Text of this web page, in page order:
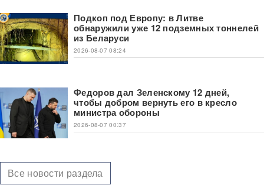
Подкоп под Европу: в Литве
обнаружили уже 12 подземных тоннелей
из Беларуси
2026-08-07 08:24
Федоров дал Зеленскому 12 дней,
чтобы добром вернуть его в кресло
министра обороны
2026-08-07 00:37
Все новости раздела